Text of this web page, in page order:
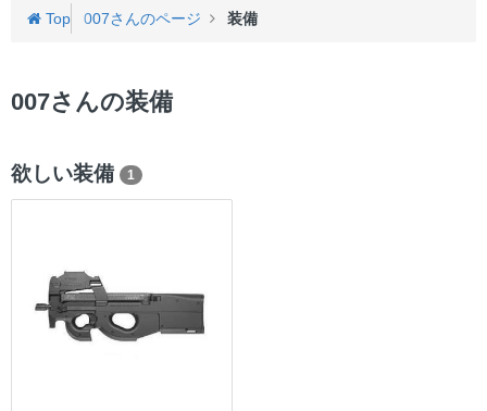
Top 007さんのページ 装備
007さんの装備
欲しい装備 1